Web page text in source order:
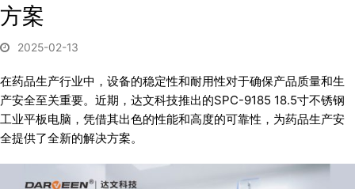
方案
2025-02-13
在药品生产行业中，设备的稳定性和耐用性对于确保产品质量和生
产安全至关重要。近期，达文科技推出的SPC-9185 18.5寸不锈钢
工业平板电脑，凭借其出色的性能和高度的可靠性，为药品生产安
全提供了全新的解决方案。